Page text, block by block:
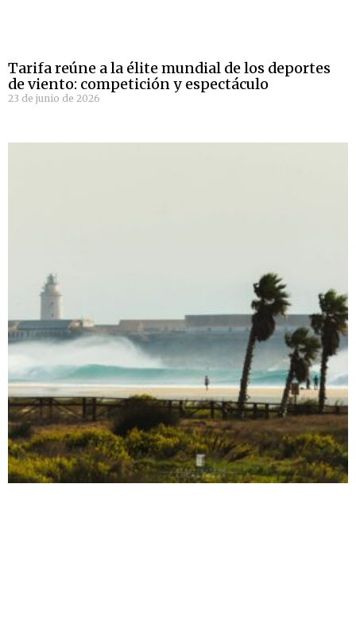
Tarifa reúne a la élite mundial de los deportes
de viento: competición y espectáculo
23 de junio de 2026